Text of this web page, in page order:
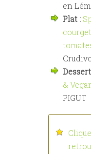
en
Plat :
&
PIGUT